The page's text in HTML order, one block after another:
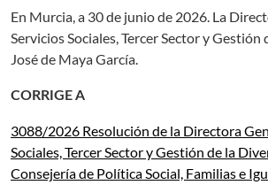
En Murcia, a 30 de junio de 2026. La
Servicios Sociales, Tercer Sector y Gestión
José de Maya García.
CORRIGE A
3088/2026 Resolución de la Directora
Sociales, Tercer Sector y Gestión de la
Consejería de Política Social, Familias e